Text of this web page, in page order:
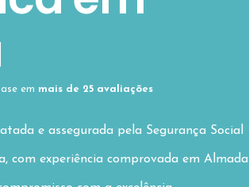
em mais de 25 avaliações
e assegurada pela Segurança Social
com experiência comprovada em Almada